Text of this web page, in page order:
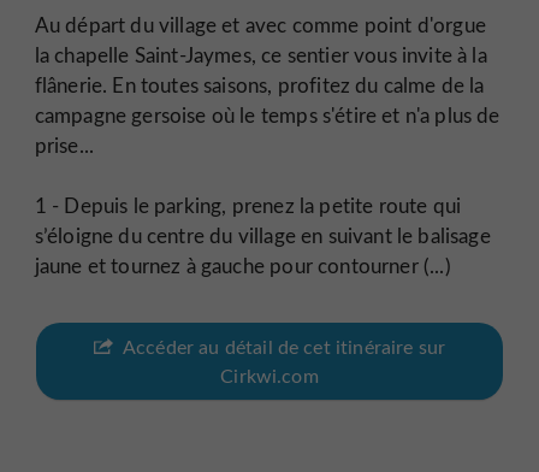
Au départ du village et avec comme point d'orgue
la chapelle Saint-Jaymes, ce sentier vous invite à la
flânerie. En toutes saisons, profitez du calme de la
campagne gersoise où le temps s'étire et n'a plus de
prise...
1 - Depuis le parking, prenez la petite route qui
s’éloigne du centre du village en suivant le balisage
jaune et tournez à gauche pour contourner (...)
Accéder au détail de cet itinéraire sur
Cirkwi.com